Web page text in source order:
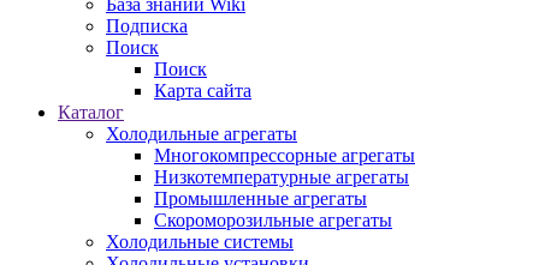
База знаний Wiki
Подписка
Поиск
Поиск
Карта сайта
Каталог
Холодильные агрегаты
Многокомпрессорные агрегаты
Низкотемпературные агрегаты
Промышленные агрегаты
Скороморозильные агрегаты
Холодильные системы